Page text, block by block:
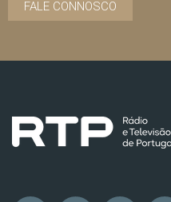
FALE CONNOSCO